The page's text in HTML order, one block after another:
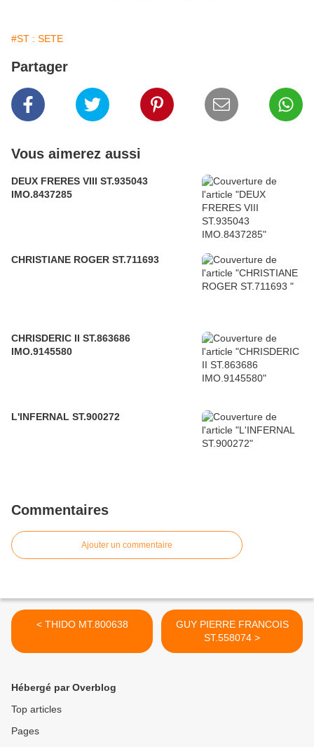
#ST : SETE
Partager
Vous aimerez aussi
DEUX FRERES VIII ST.935043
IMO.8437285
CHRISTIANE ROGER ST.711693
CHRISDERIC II ST.863686
IMO.9145580
L'INFERNAL ST.900272
Commentaires
Ajouter un commentaire
< THIDO MT.800638
GUY PIERRE FRANCOIS
ST.558074 >
Hébergé par Overblog
Top articles
Pages